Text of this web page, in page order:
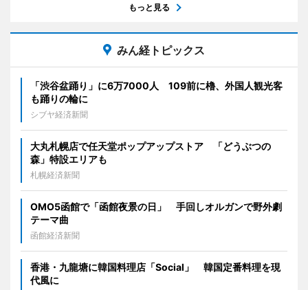
もっと見る
みん経トピックス
「渋谷盆踊り」に6万7000人 109前に櫓、外国人観光客
も踊りの輪に
シブヤ経済新聞
大丸札幌店で任天堂ポップアップストア 「どうぶつの
森」特設エリアも
札幌経済新聞
OMO5函館で「函館夜景の日」 手回しオルガンで野外劇
テーマ曲
函館経済新聞
香港・九龍塘に韓国料理店「Social」 韓国定番料理を現
代風に